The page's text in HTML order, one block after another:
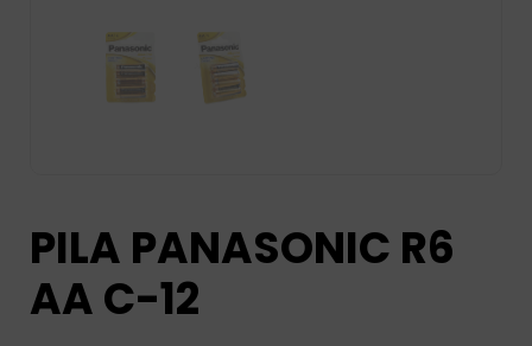
PILA PANASONIC R6
AA C-12